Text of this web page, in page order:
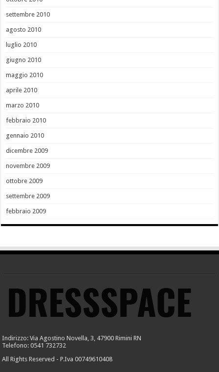
settembre 2010
agosto 2010
luglio 2010
giugno 2010
maggio 2010
aprile 2010
marzo 2010
febbraio 2010
gennaio 2010
dicembre 2009
novembre 2009
ottobre 2009
settembre 2009
febbraio 2009
Indirizzo: Via Agostino Novella, 3, 47900 Rimini RN
Telefono: 0541 732732
All Rights Reserved - P.Iva 00749610408